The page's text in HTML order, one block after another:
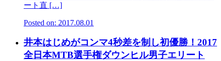
ート直 […]
Posted on: 2017.08.01
井本はじめがコンマ4秒差を制し初優勝！2017
全日本MTB選手権ダウンヒル男子エリート